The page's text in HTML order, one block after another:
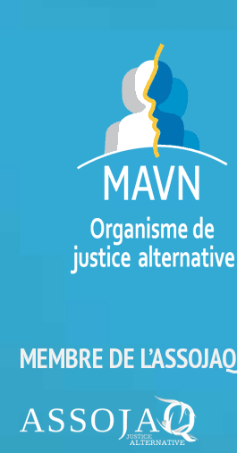
MEMBRE DE L’ASSOJAQ